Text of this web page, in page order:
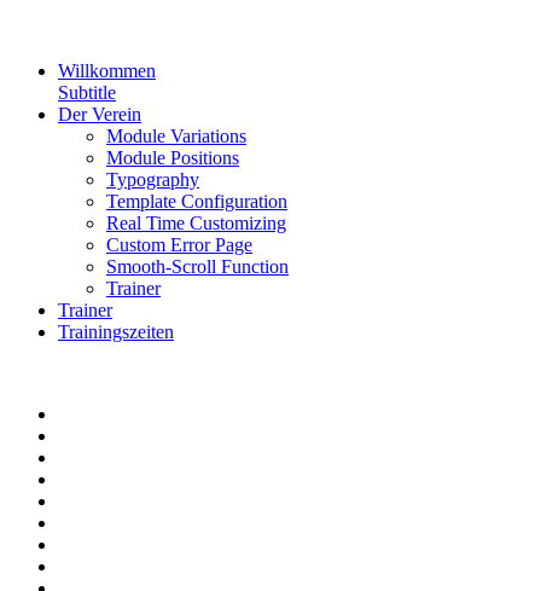
Willkommen
Subtitle
Der Verein
Module Variations
Module Positions
Typography
Template Configuration
Real Time Customizing
Custom Error Page
Smooth-Scroll Function
Trainer
Trainer
Trainingszeiten